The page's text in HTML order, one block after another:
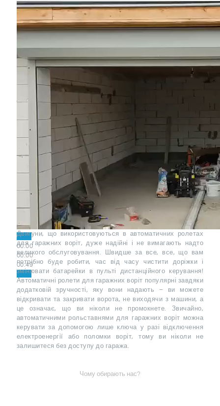
00:00
00:00
00:49
Двигуни, що використовуються в автоматичних ролетах
для гаражних воріт, дуже надійні і не вимагають надто
великого обслуговування. Швидше за все, все, що вам
потрібно буде робити, час від часу чистити доріжки і
змінювати батарейки в пульті дистанційного керування!
Автоматичні ролети для гаражних воріт популярні завдяки
додатковій зручності, яку вони надають – ви можете
відкривати та закривати ворота, не виходячи з машини, а
це означає, що ви ніколи не промокнете. Звичайно,
автоматичними рольставнями для гаражних воріт можна
керувати за допомогою лише ключа у разі відключення
електроенергії або поломки воріт, тому ви ніколи не
залишитеся без доступу до гаража.
Чому обирають нас?